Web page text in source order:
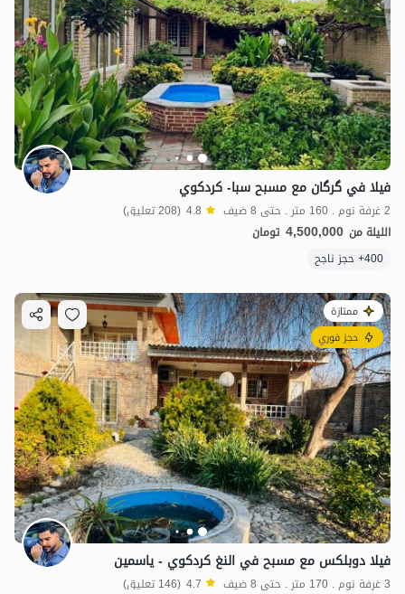
فيلا في گرگان مع مسبح سبا- كردكوي
2 غرفة نوم . 160 متر . حتى 8 ضيف 4.8 (208 تعليق)
الليلة من 4,500,000 تومان
400+ حجز ناجح
ممتازة
حجز فوري
فيلا دوبلكس مع مسبح في النغ كردكوي - ياسمين
3 غرفة نوم . 170 متر . حتى 8 ضيف 4.7 (146 تعليق)